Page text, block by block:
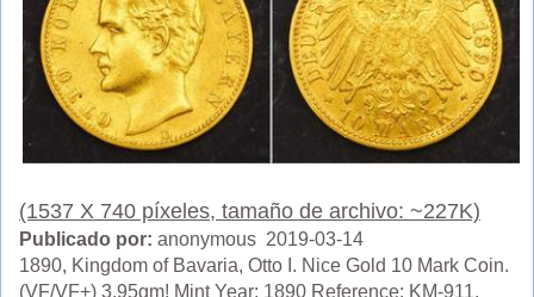
(1537 X 740 píxeles, tamaño de archivo: ~227K)
Publicado por: anonymous 2019-03-14
1890, Kingdom of Bavaria, Otto I. Nice Gold 10 Mark Coin.
(VF/VF+) 3.95gm! Mint Year: 1890 Reference: KM-911.